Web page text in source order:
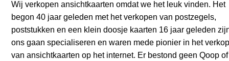
Wij verkopen ansichtkaarten omdat we het leuk vinden. Het
begon 40 jaar geleden met het verkopen van postzegels,
poststukken en een klein doosje kaarten 16 jaar geleden
ons gaan specialiseren en waren mede pionier in het
van ansichtkaarten op het internet. Er bestond geen Qoop of